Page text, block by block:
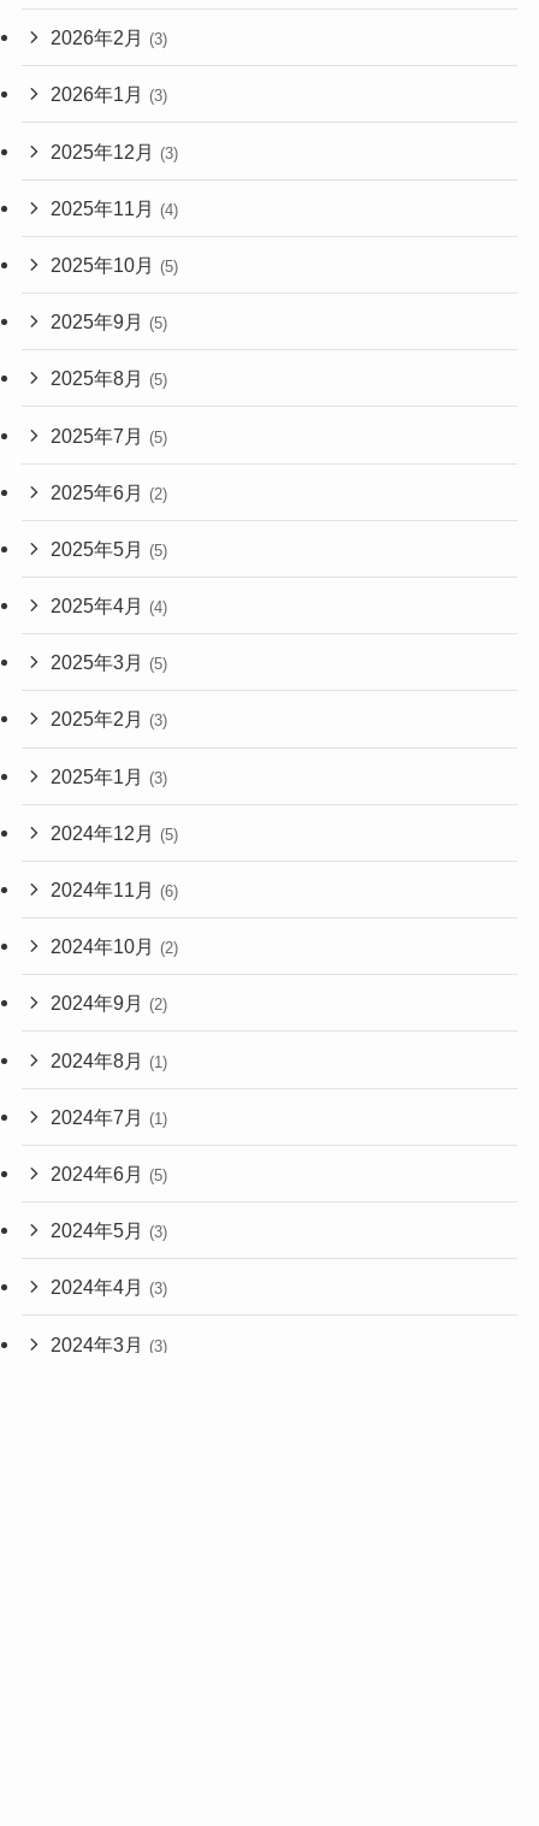
2026年2月 (3)
2026年1月 (3)
2025年12月 (3)
2025年11月 (4)
2025年10月 (5)
2025年9月 (5)
2025年8月 (5)
2025年7月 (5)
2025年6月 (2)
2025年5月 (5)
2025年4月 (4)
2025年3月 (5)
2025年2月 (3)
2025年1月 (3)
2024年12月 (5)
2024年11月 (6)
2024年10月 (2)
2024年9月 (2)
2024年8月 (1)
2024年7月 (1)
2024年6月 (5)
2024年5月 (3)
2024年4月 (3)
2024年3月 (3)